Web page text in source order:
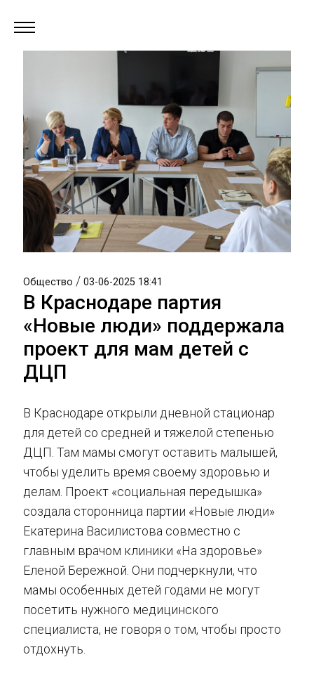
Общество / 03-06-2025 18:41
В Краснодаре партия
«Новые люди» поддержала
проект для мам детей с
ДЦП
В Краснодаре открыли дневной стационар
для детей со средней и тяжелой степенью
ДЦП. Там мамы смогут оставить малышей,
чтобы уделить время своему здоровью и
делам. Проект «социальная передышка»
создала сторонница партии «Новые люди»
Екатерина Василистова совместно с
главным врачом клиники «На здоровье»
Еленой Бережной. Они подчеркнули, что
мамы особенных детей годами не могут
посетить нужного медицинского
специалиста, не говоря о том, чтобы просто
отдохнуть.